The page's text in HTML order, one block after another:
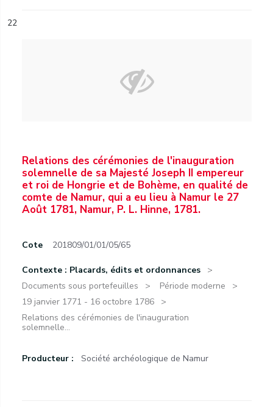
22
Relations des cérémonies de l'inauguration
solemnelle de sa Majesté Joseph II empereur
et roi de Hongrie et de Bohème, en qualité de
comte de Namur, qui a eu lieu à Namur le 27
Août 1781, Namur, P. L. Hinne, 1781.
Cote 201809/01/01/05/65
Contexte : Placards, édits et ordonnances
Documents sous portefeuilles
Période moderne
19 janvier 1771 - 16 octobre 1786
Relations des cérémonies de l'inauguration
solemnelle...
Producteur : Société archéologique de Namur